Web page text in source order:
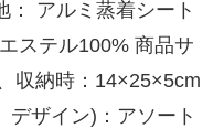
： アルミ蒸着シート
ステル100% 商品サ
収納時：14×25×5cm
デザイン)：アソート